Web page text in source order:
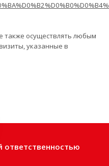
также осуществлять любым
указанные в